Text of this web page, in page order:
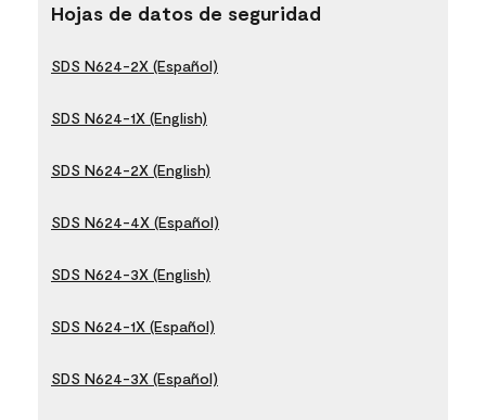
Hojas de datos de seguridad
SDS N624-2X (Español)
SDS N624-1X (English)
SDS N624-2X (English)
SDS N624-4X (Español)
SDS N624-3X (English)
SDS N624-1X (Español)
SDS N624-3X (Español)